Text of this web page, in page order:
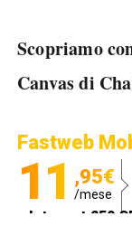
Scopriamo
Canvas di
Fastweb
11 ,95€
/mese
Internet 250